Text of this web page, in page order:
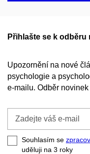
Přihlašte se k odběru
Upozornění na nové
psychologie a
e-mailu. Odběr
e-
mail
Souhlasím se
uděluji na 3 roky